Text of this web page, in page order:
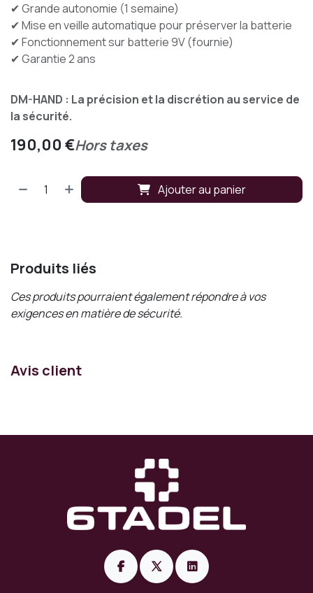
✔ Grande autonomie (1 semaine)
✔ Mise en veille automatique pour préserver la batterie
✔ Fonctionnement sur batterie 9V (fournie)
✔ Garantie 2 ans
DM-HAND : La précision et la discrétion au service de
la sécurité.
190,00 €Hors taxes
Ajouter au panier
Produits liés
Ces produits pourraient également répondre à vos
exigences en matière de sécurité.
Avis client